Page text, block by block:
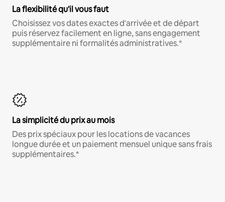
La flexibilité qu'il vous faut
Choisissez vos dates exactes d'arrivée et de départ
puis réservez facilement en ligne, sans engagement
supplémentaire ni formalités administratives.*
La simplicité du prix au mois
Des prix spéciaux pour les locations de vacances
longue durée et un paiement mensuel unique sans frais
supplémentaires.*